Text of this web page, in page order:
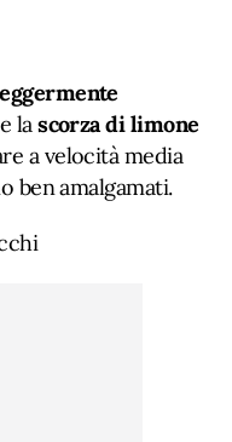
lascorza di limone
a velocità media